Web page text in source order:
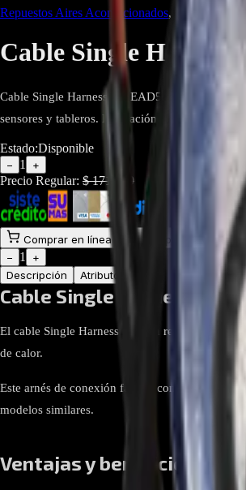
Repuestos Aires Acondicionados, Repuestos
Cable Single
Cable Single Harness LG EAD57999940,
sensores y tableros. Instalación directa y segura
Estado:Disponible
− 1 +
Precio Regular: $171.429
Comprar en línea Comprar y Recoger
−
1
+
Descripción
Atributos
Cable Single Harness
El cable Single Harness LG con referencia
de calor.
Este arnés de conexión facilita
modelos similares.
Ventajas y beneficios